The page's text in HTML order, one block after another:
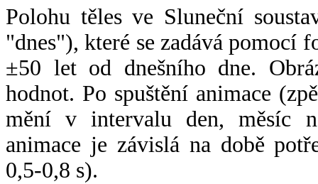
Polohu těles ve Sluneční
"dnes"), které se zadává pomocí
±50 let od dnešního dne.
hodnot. Po spuštění animace
mění v intervalu den, měsíc
animace je závislá na době
0,5-0,8 s).